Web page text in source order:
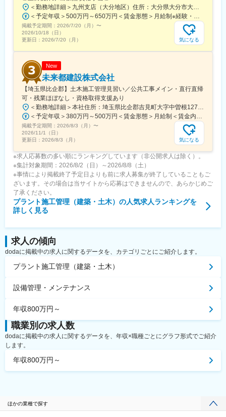
＜勤務地詳細＞九州支店（大分地区）住所：大分県大分市大字西ノ洲1番地 勤務地最寄駅：JR日豊本線／高城駅受動喫煙対策：屋内全面禁煙
＜予定年収＞500万円～650万円＜賃金形態＞月給制※経験・能力等を考慮の上、当社規定により決定いたします。＜賃金内訳＞月額（基本給）：260,000円～350,000円＜月給＞260,000円～350,000円＜昇給有無＞有＜残業手当＞有＜給与補足＞■賞与：年2回(6月・12月)■昇給：年1回(4月) ※但し、人事評価による賃金はあくまでも目安の金額であり、選考を通じて上下する可能性があります。月給(月額)は固定手当を含めた表記です。
掲載予定期間： 2026/7/20（月） 〜
2026/10/18（日）
更新日： 2026/7/20（月） 気になる
New
未来都建設株式会社
【埼玉県比企郡】土木施工管理見習い／公共工事メイン・直行直帰
可・残業ほぼなし・資格取得支援あり
＜勤務地詳細＞本社住所：埼玉県比企郡吉見町大字中曽根127-2 受動喫煙対策：敷地内喫煙可能場所あり変更の範囲：無
＜予定年収＞380万円～500万円＜賃金形態＞月給制＜賃金内訳＞月額（基本給）：250,000円～321,000円＜月給＞250,000円～321,000円＜昇給有無＞有＜残業手当＞有＜給与補足＞賞与実績:年2回（7月・12月）、昇給:年1回、諸手当（通勤手当・残業手当・住居手当・家族手当・資格手当・寮完備・退職金制度あり）賃金はあくまでも目安の金額であり、選考を通じて上下する可能性があります。月給(月額)は固定手当を含めた表記です。
掲載予定期間： 2026/8/3（月） 〜
2026/11/1（日）
更新日： 2026/8/3（月） 気になる
※求人応募数の多い順にランキングしています（非公開求人は除く）。
※集計対象期間：2026/8/2（日）～2026/8/8（土）
※事情により掲載終了予定日よりも前に求人募集が終了していることもご
ざいます。その場合は当サイトから応募はできませんので、あらかじめご
了承ください。
プラント施工管理（建築・土木） の人気求人ランキングを
詳しく見る
求人の傾向
dodaに掲載中の求人に関するデータを、カテゴリごとにご紹介します。
プラント施工管理（建築・土木）
設備管理・メンテナンス
年収800万円～
職業別の求人数
dodaに掲載中の求人に関するデータを、年収×職種ごとにグラフ形式でご紹介
します。
年収800万円～
ほかの業種で探す